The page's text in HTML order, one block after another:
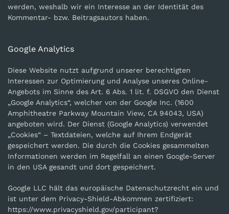
werden, weshalb wir ein Interesse an der Identität des
Kommentar- bzw. Beitragsautors haben.
Google Analytics
Diese Website nutzt aufgrund unserer berechtigten
Interessen zur Optimierung und Analyse unseres Online-
Angebots im Sinne des Art. 6 Abs. 1 lit. f. DSGVO den Dienst
„Google Analytics“, welcher von der Google Inc. (1600
Amphitheatre Parkway Mountain View, CA 94043, USA)
angeboten wird. Der Dienst (Google Analytics) verwendet
„Cookies“ – Textdateien, welche auf Ihrem Endgerät
gespeichert werden. Die durch die Cookies gesammelten
Informationen werden im Regelfall an einen Google-Server
in den USA gesandt und dort gespeichert.
Google LLC hält das europäische Datenschutzrecht ein und
ist unter dem Privacy-Shield-Abkommen zertifiziert:
https://www.privacyshield.gov/participant?